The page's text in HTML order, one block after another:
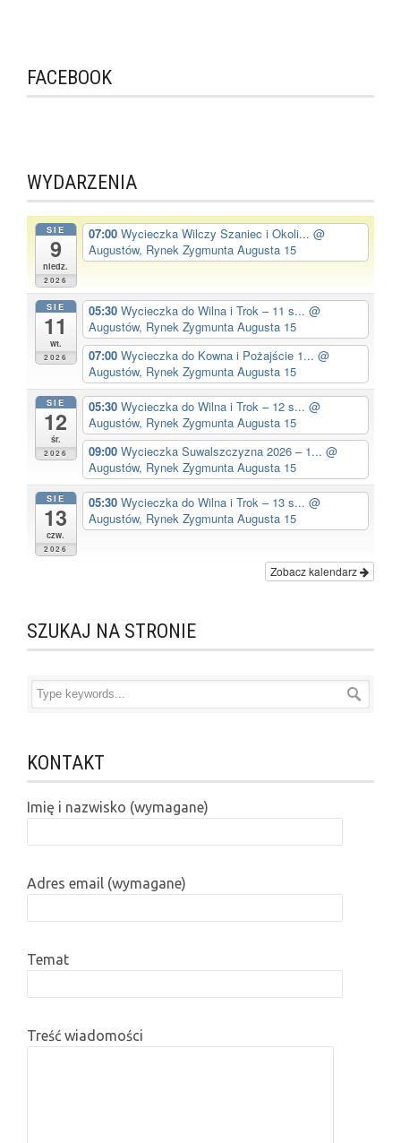
FACEBOOK
WYDARZENIA
SIE
9
niedz.
2026
07:00 Wycieczka Wilczy Szaniec i Okoli... @
Augustów, Rynek Zygmunta Augusta 15
SIE
11
wt.
2026
05:30 Wycieczka do Wilna i Trok – 11 s... @
Augustów, Rynek Zygmunta Augusta 15
07:00 Wycieczka do Kowna i Pożajście 1... @
Augustów, Rynek Zygmunta Augusta 15
SIE
12
śr.
2026
05:30 Wycieczka do Wilna i Trok – 12 s... @
Augustów, Rynek Zygmunta Augusta 15
09:00 Wycieczka Suwalszczyzna 2026 – 1... @
Augustów, Rynek Zygmunta Augusta 15
SIE
13
czw.
2026
05:30 Wycieczka do Wilna i Trok – 13 s... @
Augustów, Rynek Zygmunta Augusta 15
Zobacz kalendarz
SZUKAJ NA STRONIE
KONTAKT
Imię i nazwisko (wymagane)
Adres email (wymagane)
Temat
Treść wiadomości